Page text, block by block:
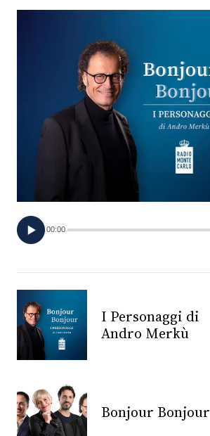
CONCORSI
EVENTI
TV
PRINCIPATO
MONACO
RMC
CONSIGLIA
00:00
I Personaggi di
Andro Merkù
Bonjour Bonjour